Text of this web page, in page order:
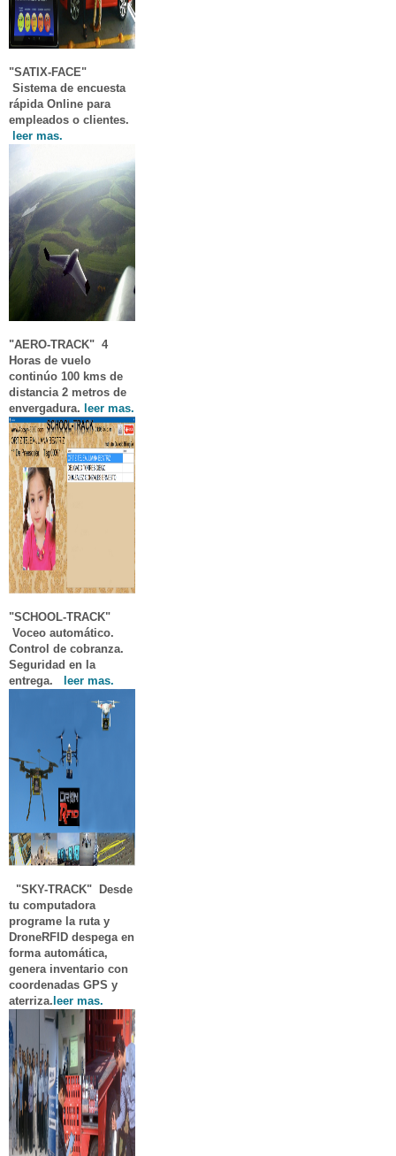
"SATIX-FACE"
Sistema de encuesta
rápida Online para
empleados o clientes.
leer mas.
"AERO-TRACK" 4
Horas de vuelo
continúo 100 kms de
distancia 2 metros de
envergadura. leer mas.
"SCHOOL-TRACK"
Voceo automático.
Control de cobranza.
Seguridad en la
entrega.
leer mas.
"SKY-TRACK"
Desde
tu computadora
programe la ruta y
DroneRFID despega en
forma automática,
genera inventario con
coordenadas GPS y
aterriza. leer mas.